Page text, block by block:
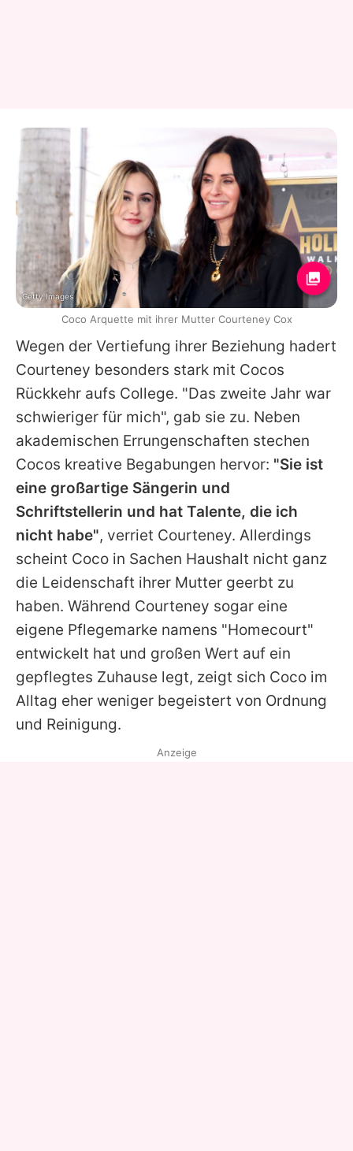
Wegen der Vertiefung ihrer Beziehung hadert
Courteney besonders stark mit Cocos
Rückkehr aufs College. "Das zweite Jahr war
schwieriger für mich", gab sie zu. Neben
akademischen Errungenschaften stechen
Cocos kreative Begabungen hervor: "Sie ist
eine großartige Sängerin und
Schriftstellerin und hat Talente, die ich
nicht habe", verriet Courteney. Allerdings
scheint Coco in Sachen Haushalt nicht ganz
die Leidenschaft ihrer Mutter geerbt zu
haben. Während Courteney sogar eine
eigene Pflegemarke namens "Homecourt"
entwickelt hat und großen Wert auf ein
gepflegtes Zuhause legt, zeigt sich Coco im
Alltag eher weniger begeistert von Ordnung
und Reinigung.
Getty Images
Coco Arquette mit ihrer Mutter Courteney Cox
Anzeige